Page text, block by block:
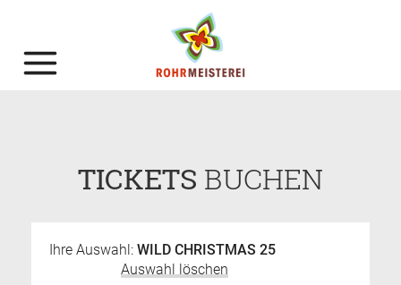
TICKETS BUCHEN
Ihre Auswahl: WILD CHRISTMAS 25
Auswahl löschen